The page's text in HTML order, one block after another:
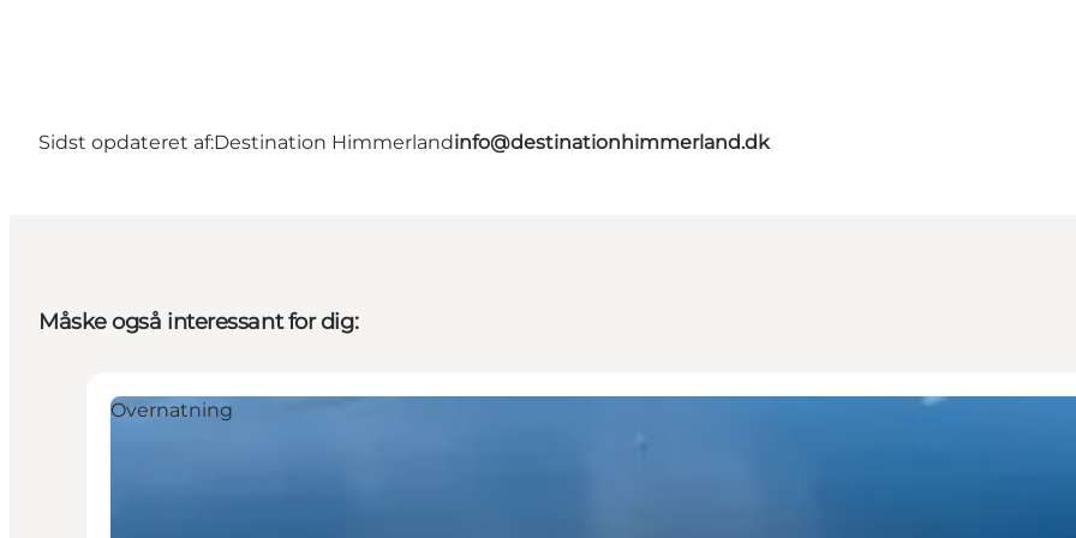
Sidst opdateret af:Destination Himmerlandinfo@destinationhimmerland.dk
Måske også interessant for dig:
Overnatning